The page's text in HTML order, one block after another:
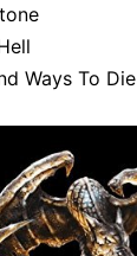
Ways To Die